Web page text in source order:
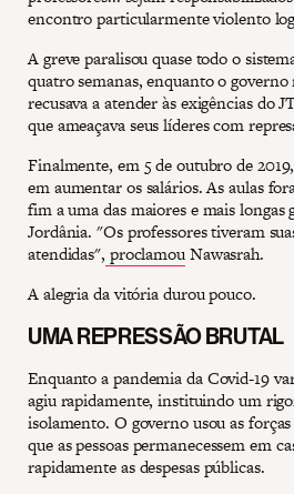
encontro particularmente violento
A greve paralisou quase todo o
quatro semanas, enquanto o
recusava a atender às exigências do
que ameaçava seus líderes com
Finalmente, em 5 de outubro de
em aumentar os salários. As aulas
fim a uma das maiores e mais longas
Jordânia. "Os professores tiveram
atendidas", proclamouNawasrah.
A alegria da vitória durou pouco.
UMA REPRESSÃO BRUTAL
Enquanto a pandemia da Covid-19
agiu rapidamente, instituindo um
isolamento. O governo usou as
que as pessoas permanecessem em
rapidamente as despesas públicas.